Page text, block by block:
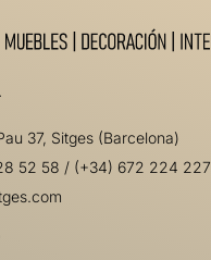
37, Sitges (Barcelona)
52 58 / (+34) 672 224 227